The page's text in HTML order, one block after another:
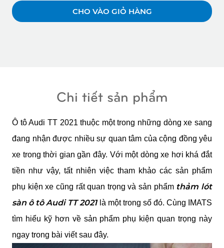
CHO VÀO GIỎ HÀNG
Chi tiết sản phẩm
Ô tô Audi TT 2021 thuộc một trong những dòng xe sang
đang nhận được nhiều sự quan tâm của cộng đồng yêu
xe trong thời gian gần đây. Với một dòng xe hơi khá đắt
tiền như vậy, tất nhiên việc tham khảo các sản phẩm
phụ kiện xe cũng rất quan trọng và sản phẩm thảm lót
sàn ô tô Audi TT 2021 là một trong số đó. Cùng IMATS
tìm hiểu kỹ hơn về sản phẩm phụ kiện quan trọng này
ngay trong bài viết sau đây.